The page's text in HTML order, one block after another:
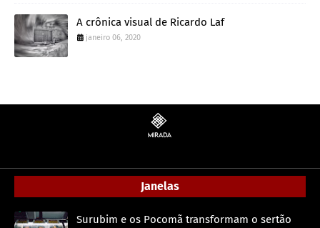
A crônica visual de Ricardo Laf
janeiro 06, 2020
Janelas
Surubim e os Pocomã transformam o sertão